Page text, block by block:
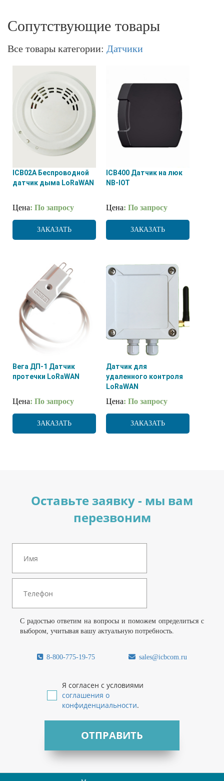
Сопутствующие товары
Все товары категории: Датчики
ICB02А Беспроводной
датчик дыма LoRaWAN
Цена: По запросу
ЗАКАЗАТЬ
ICB400 Датчик на люк
NB-IOT
Цена: По запросу
ЗАКАЗАТЬ
Вега ДП-1 Датчик
протечки LoRaWAN
Цена: По запросу
ЗАКАЗАТЬ
Датчик для
удаленного контроля
LoRaWAN
Цена: По запросу
ЗАКАЗАТЬ
Оставьте заявку - мы вам
перезвоним
С радостью ответим на вопросы и поможем определиться с
выбором, учитывая вашу актуальную потребность.
8-800-775-19-75 sales@icbcom.ru
Я согласен с условиями
соглашения о
конфиденциальности.
ОТПРАВИТЬ